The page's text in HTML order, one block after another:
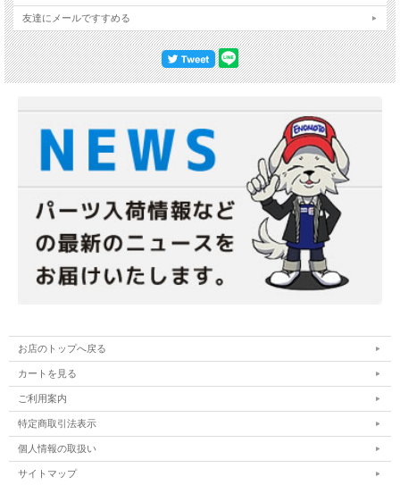
友達にメールですすめる
お店のトップへ戻る
カートを見る
ご利用案内
特定商取引法表示
個人情報の取扱い
サイトマップ